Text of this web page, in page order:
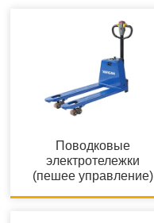
Поводковые
электротележки
(пешее управление)